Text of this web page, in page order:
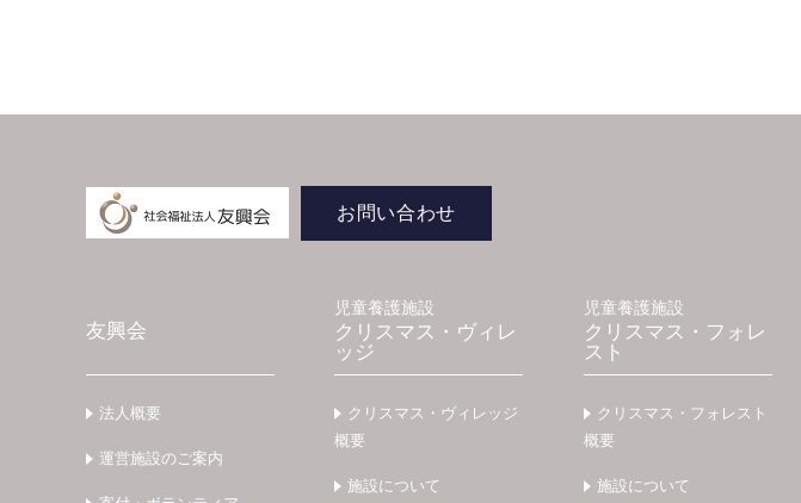
お問い合わせ
友興会
法人概要
運営施設のご案内
児童養護施設
クリスマス・ヴィレ
ッジ
クリスマス・ヴィレッジ
概要
施設について
児童養護施設
クリスマス・フォレ
スト
クリスマス・フォレスト
概要
施設について